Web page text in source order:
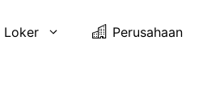
Loker Perusahaan